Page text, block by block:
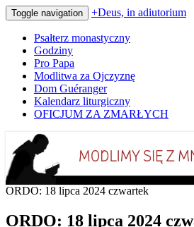
Toggle navigation +Deus, in adiutorium
Psałterz monastyczny
Godziny
Pro Papa
Modlitwa za Ojczyznę
Dom Guéranger
Kalendarz liturgiczny
OFICJUM ZA ZMARŁYCH
+Deus, in
Codziennie modlimy się z
ORDO: 18 lipca 2024 czwartek
ORDO: 18 lipca 2024